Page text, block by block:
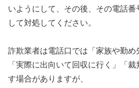
いようにして、その後、その電話
して対処してください。
詐欺業者は電話口では「家族や勤め
「実際に出向いて回収に行く」「
す場合がありますが、